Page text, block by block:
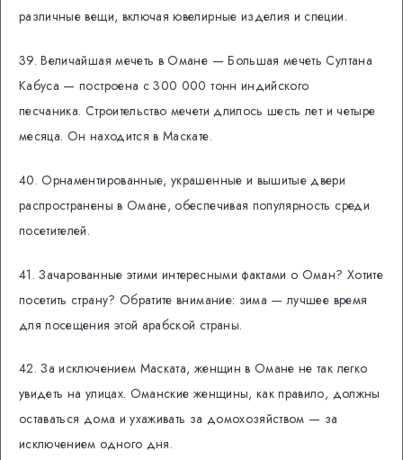
различные вещи, включая ювелирные изделия и специи.
39. Величайшая мечеть в Омане — Большая мечеть Султана
Кабуса — построена с 300 000 тонн индийского
песчаника. Строительство мечети длилось шесть лет и четыре
месяца. Он находится в Маскате.
40. Орнаментированные, украшенные и вышитые двери
распространены в Омане, обеспечивая популярность среди
посетителей.
41. Зачарованные этими интересными фактами о Оман? Хотите
посетить страну? Обратите внимание: зима — лучшее время
для посещения этой арабской страны.
42. За исключением Маската, женщин в Омане не так легко
увидеть на улицах. Оманские женщины, как правило, должны
оставаться дома и ухаживать за домохозяйством — за
исключением одного дня.